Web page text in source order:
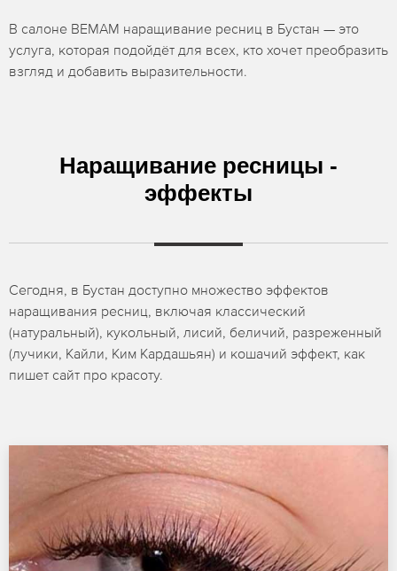
В салоне BEMAM наращивание ресниц в Бустан — это
услуга, которая подойдёт для всех, кто хочет преобразить
взгляд и добавить выразительности.
Наращивание ресницы -
эффекты
Сегодня, в Бустан доступно множество эффектов
наращивания ресниц, включая классический
(натуральный), кукольный, лисий, беличий, разреженный
(лучики, Кайли, Ким Кардашьян) и кошачий эффект, как
пишет сайт про красоту.